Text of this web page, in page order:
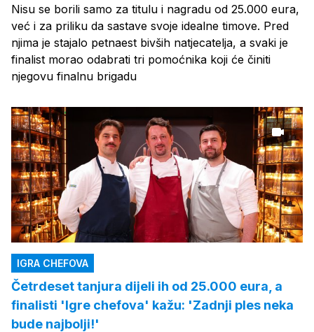
Nisu se borili samo za titulu i nagradu od 25.000 eura,
već i za priliku da sastave svoje idealne timove. Pred
njima je stajalo petnaest bivših natjecatelja, a svaki je
finalist morao odabrati tri pomoćnika koji će činiti
njegovu finalnu brigadu
IGRA CHEFOVA
Četrdeset tanjura dijeli ih od 25.000 eura, a
finalisti 'Igre chefova' kažu: 'Zadnji ples neka
bude najbolji!'